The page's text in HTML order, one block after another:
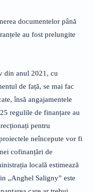
documentelor până
au fost prelungite
din anul 2021, cu
de față, se mai fac
însă angajamentele
regulile de finanțare au
pentru
neîncepute vor fi
cofinanțări de
locală estimează
„Anghel Saligny” este